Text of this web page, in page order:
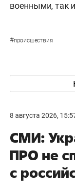
военными, так
#происшествия
8 августа 2026,
СМИ:
ПРО не
с